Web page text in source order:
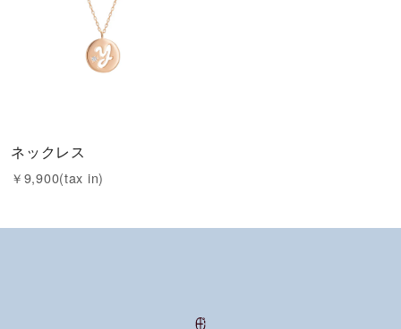
ネックレス
￥9,900(tax in)